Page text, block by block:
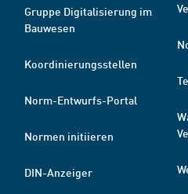
Gruppe Digitalisierung im
Bauwesen
Koordinierungsstellen
Norm-Entwurfs-Portal
Normen initiieren
DIN-Anzeiger